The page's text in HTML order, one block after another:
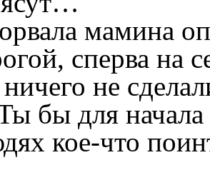
мамина
сперва на
не
бы для
кое-что